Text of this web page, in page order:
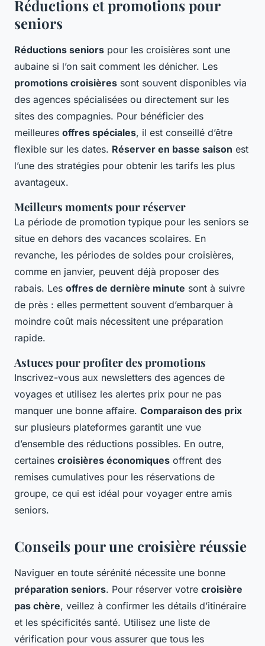
Réductions et promotions pour
seniors
Réductions seniors pour les croisières sont une
aubaine si l’on sait comment les dénicher. Les
promotions croisières sont souvent disponibles via
des agences spécialisées ou directement sur les
sites des compagnies. Pour bénéficier des
meilleures offres spéciales, il est conseillé d’être
flexible sur les dates. Réserver en basse saison est
l’une des stratégies pour obtenir les tarifs les plus
avantageux.
Meilleurs moments pour réserver
La période de promotion typique pour les seniors se
situe en dehors des vacances scolaires. En
revanche, les périodes de soldes pour croisières,
comme en janvier, peuvent déjà proposer des
rabais. Les offres de dernière minute sont à suivre
de près : elles permettent souvent d’embarquer à
moindre coût mais nécessitent une préparation
rapide.
Astuces pour profiter des promotions
Inscrivez-vous aux newsletters des agences de
voyages et utilisez les alertes prix pour ne pas
manquer une bonne affaire. Comparaison des prix
sur plusieurs plateformes garantit une vue
d’ensemble des réductions possibles. En outre,
certaines croisières économiques offrent des
remises cumulatives pour les réservations de
groupe, ce qui est idéal pour voyager entre amis
seniors.
Conseils pour une croisière réussie
Naviguer en toute sérénité nécessite une bonne
préparation seniors. Pour réserver votre croisière
pas chère, veillez à confirmer les détails d’itinéraire
et les spécificités santé. Utilisez une liste de
vérification pour vous assurer que tous les